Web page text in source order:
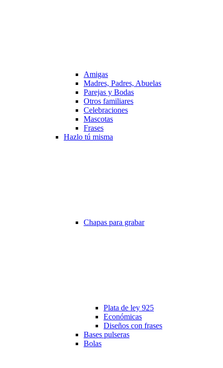
Amigas
Madres, Padres, Abuelas
Parejas y Bodas
Otros familiares
Celebraciones
Mascotas
Frases
Hazlo tú misma
Chapas para grabar
Plata de ley 925
Económicas
Diseños con frases
Bases pulseras
Bolas